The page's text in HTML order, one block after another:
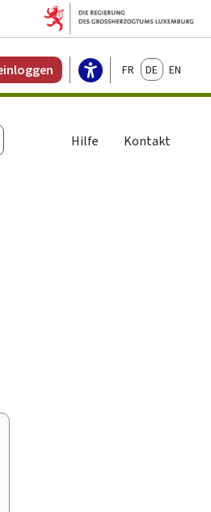
FrançaisDeutschEnglish
Hilfe Kontakt